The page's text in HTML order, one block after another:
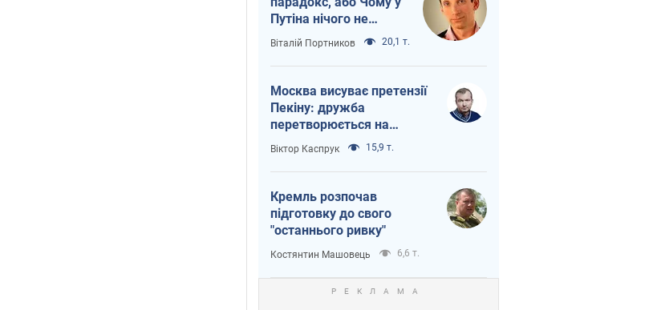
Путіна нічого не
вийшло з Україною
Віталій Портников 20,1 т.
Москва висуває претензії
Пекіну: дружба
перетворюється на
залежність Росії від
Китаю
Віктор Каспрук 15,9 т.
Кремль розпочав
підготовку до свого
"останнього ривку"
Костянтин Машовець 6,6 т.